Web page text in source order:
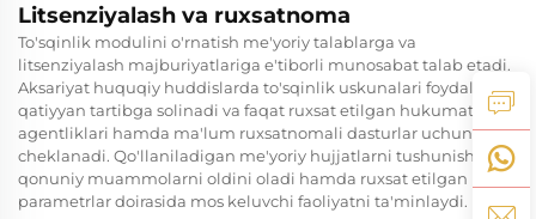
Litsenziyalash va ruxsatnoma
To'sqinlik modulini o'rnatish me'yoriy talablarga va
litsenziyalash majburiyatlariga e'tiborli munosabat talab etadi.
Aksariyat huquqiy huddislarda to'sqinlik uskunalari foydalanish
qatiyyan tartibga solinadi va faqat ruxsat etilgan hukumat
agentliklari hamda ma'lum ruxsatnomali dasturlar uchun
cheklanadi. Qo'llaniladigan me'yoriy hujjatlarni tushunish
qonuniy muammolarni oldini oladi hamda ruxsat etilgan
parametrlar doirasida mos keluvchi faoliyatni ta'minlaydi.